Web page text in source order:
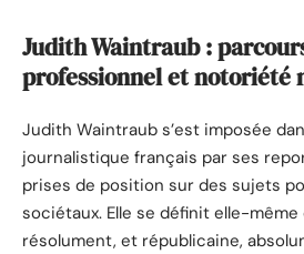
Judith Waintraub :
professionnel et notoriété
Judith Waintraub s’est imposée
journalistique français par ses
prises de position sur des sujets
sociétaux. Elle se définit elle-même
résolument, et républicaine,